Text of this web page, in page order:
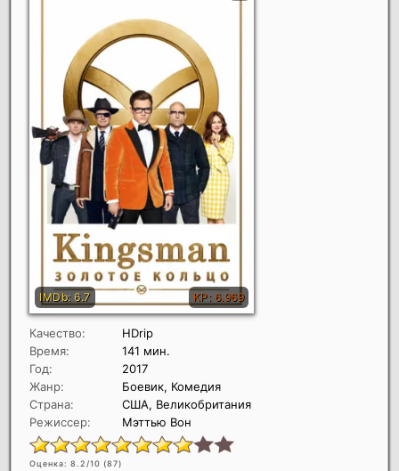
Качество:
HDrip
Время:
141 мин.
Год:
2017
Жанр:
Боевик, Комедия
Страна:
США, Великобритания
Режиссер:
Мэттью Вон
Оценка: 8.2/10 (87)